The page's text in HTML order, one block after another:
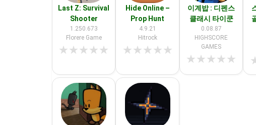
Last Z: Survival
Shooter
1.250.673
Florere Game
★★★★★
Hide Online –
Prop Hunt
4.9.21
Hitrock
★★★★★
이계밥 : 디펜스
클래시 타이쿤
0.08.87
HIGHSCORE
GAMES
★★★★★